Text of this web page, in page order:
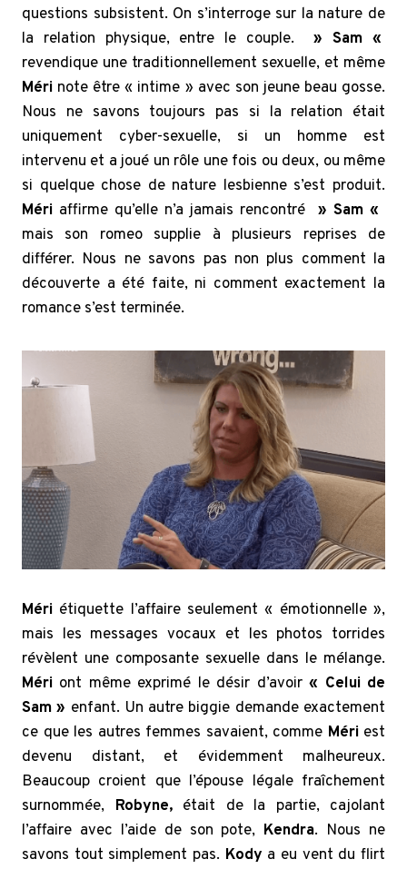
questions subsistent. On s’interroge sur la nature de
la relation physique, entre le couple.
» Sam «
revendique une traditionnellement sexuelle, et même
Méri note être « intime » avec son jeune beau gosse.
Nous ne savons toujours pas si la relation était
uniquement cyber-sexuelle, si un homme est
intervenu et a joué un rôle une fois ou deux, ou même
si quelque chose de nature lesbienne s’est produit.
Méri affirme qu’elle n’a jamais rencontré
» Sam «
mais son romeo supplie à plusieurs reprises de
différer. Nous ne savons pas non plus comment la
découverte a été faite, ni comment exactement la
romance s’est terminée.
Méri étiquette l’affaire seulement « émotionnelle »,
mais les messages vocaux et les photos torrides
révèlent une composante sexuelle dans le mélange.
Méri ont même exprimé le désir d’avoir« Celui de
Sam » enfant. Un autre biggie demande exactement
ce que les autres femmes savaient, comme Méri est
devenu distant, et évidemment malheureux.
Beaucoup croient que l’épouse légale fraîchement
surnommée, Robyne,était de la partie, cajolant
l’affaire avec l’aide de son pote, Kendra. Nous ne
savons tout simplement pas. Kody a eu vent du flirt